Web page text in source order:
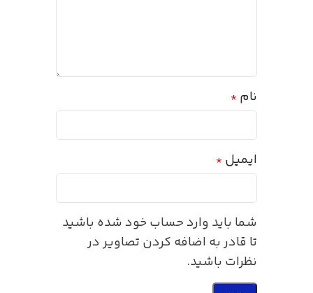
نام *
ایمیل *
شما باید وارد حساب خود شده باشید
تا قادر به اضافه کردن تصاویر در
نظرات باشید.